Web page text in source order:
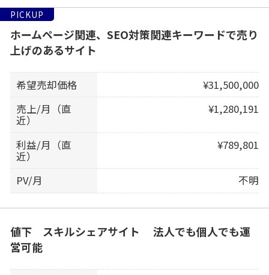
PICKUP
ホームページ関連、SEO対策関連キーワードで売り
上げのあるサイト
希望売却価格
¥31,500,000
売上/月（直
近）
¥1,280,191
利益/月（直
近）
¥789,801
PV/月 不明
値下 スキルシェアサイト 法人でも個人でも運
営可能